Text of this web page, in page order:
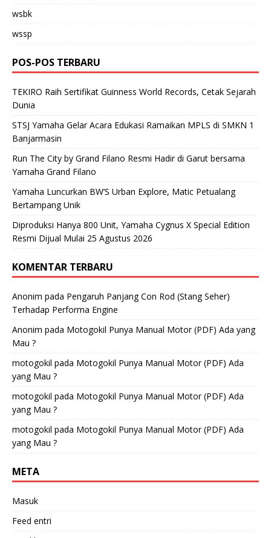
wsbk
wssp
POS-POS TERBARU
TEKIRO Raih Sertifikat Guinness World Records, Cetak Sejarah
Dunia
STSJ Yamaha Gelar Acara Edukasi Ramaikan MPLS di SMKN 1
Banjarmasin
Run The City by Grand Filano Resmi Hadir di Garut bersama
Yamaha Grand Filano
Yamaha Luncurkan BW’S Urban Explore, Matic Petualang
Bertampang Unik
Diproduksi Hanya 800 Unit, Yamaha Cygnus X Special Edition
Resmi Dijual Mulai 25 Agustus 2026
KOMENTAR TERBARU
Anonim pada Pengaruh Panjang Con Rod (Stang Seher)
Terhadap Performa Engine
Anonim pada Motogokil Punya Manual Motor (PDF) Ada yang
Mau ?
motogokil pada Motogokil Punya Manual Motor (PDF) Ada
yang Mau ?
motogokil pada Motogokil Punya Manual Motor (PDF) Ada
yang Mau ?
motogokil pada Motogokil Punya Manual Motor (PDF) Ada
yang Mau ?
META
Masuk
Feed entri